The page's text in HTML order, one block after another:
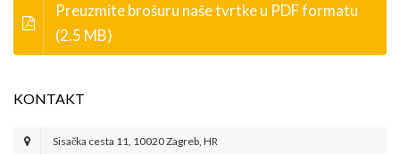
Preuzmite brošuru naše tvrtke u PDF formatu
(2.5 MB)
KONTAKT
Sisačka cesta 11, 10020 Zagreb, HR